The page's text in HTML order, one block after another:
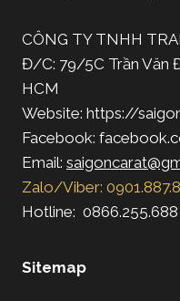
CÔNG TY TNHH
Đ/C: 79/5C Trần Văn
HCM
Website: https://
Facebook:
Email:
Zalo/Viber:
Hotline: 0866.255.688
Sitemap